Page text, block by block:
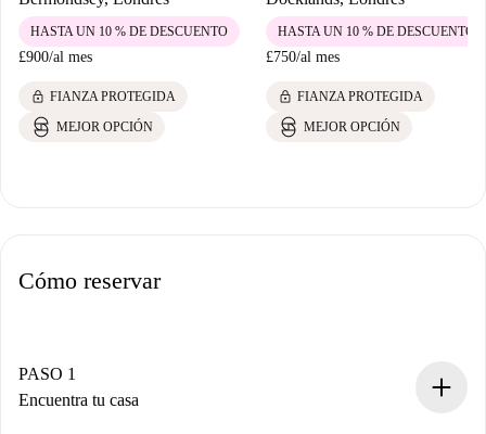
£900/al mes
HASTA UN 10 % DE DESCUENTO
lock FIANZA PROTEGIDA
MEJOR OPCIÓN
£750/al mes
HASTA UN 10 % DE DESCUENTO
lock FIANZA PROTEGIDA
MEJOR OPCIÓN
Cómo reservar
PASO 1
Encuentra tu casa